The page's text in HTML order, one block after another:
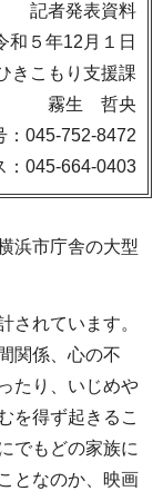
記者発表資料
和５年12月１日
きこもり支援課
霧生 哲央
：045-752-8472
：045-664-0403
浜市庁舎の大型
されています。
関係、心の不
たり、いじめや
を得ず起きるこ
でもどの家族に
となのか、映画